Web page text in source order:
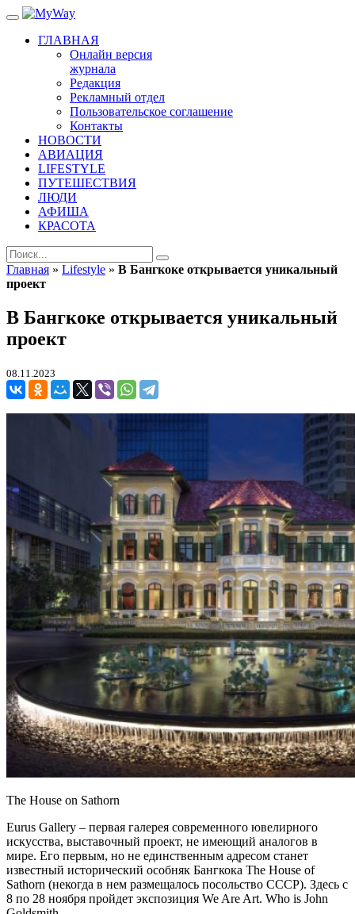
ГЛАВНАЯ
Онлайн версия
журнала
Редакция
Рекламный отдел
Пользовательское соглашение
Контакты
НОВОСТИ
АВИАЦИЯ
LIFESTYLE
ПУТЕШЕСТВИЯ
ЛЮДИ
АФИША
КРАСОТА
Главная » Lifestyle » В Бангкоке открывается уникальный
проект
В Бангкоке открывается уникальный
проект
08.11.2023
The House on Sathorn
Eurus Gallery – первая галерея современного ювелирного
искусства, выставочный проект, не имеющий аналогов в
мире. Его первым, но не единственным адресом станет
известный исторический особняк Бангкока The House of
Sathorn (некогда в нем размещалось посольство СССР). Здесь с
8 по 28 ноября пройдет экспозиция We Are Art. Who is John